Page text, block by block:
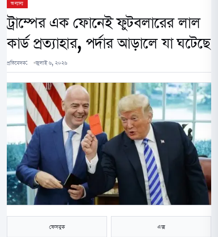
অন্যান্য
ট্রাম্পের এক ফোনেই ফুটবলারের লাল
কার্ড প্রত্যাহার, পর্দার আড়ালে যা ঘটেছে
প্রতিবেদক: জুলাই ৬, ২০২৬
ফেসবুক এক্স